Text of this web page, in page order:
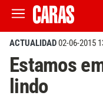
ACTUALIDAD02-06-2015
Estamos
lindo